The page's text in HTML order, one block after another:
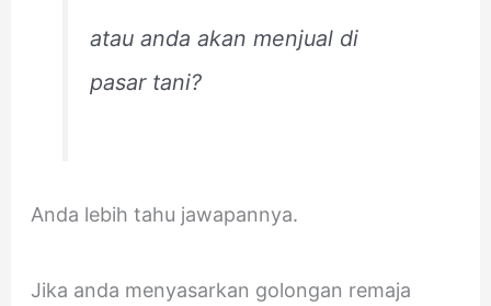
atau anda akan menjual di
pasar tani?
Anda lebih tahu jawapannya.
Jika anda menyasarkan golongan remaja